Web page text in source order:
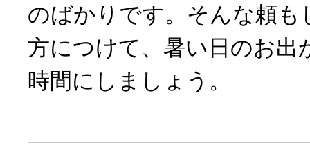
のばかりです。そんな頼も
方につけて、暑い日のお出
時間にしましょう。